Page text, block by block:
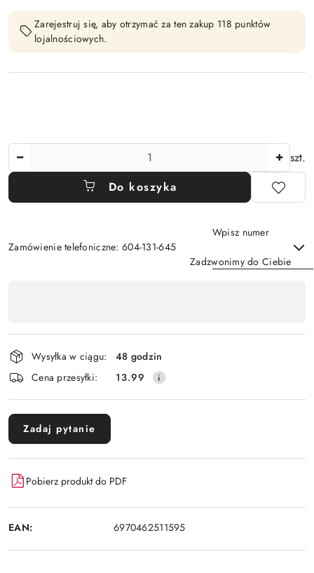
Zarejestruj się, aby otrzymać za ten zakup 118 punktów
lojalnościowych.
szt.
Do koszyka
Zamówienie telefoniczne: 604-131-645
Wpisz numer
Zadzwonimy do Ciebie
płatność
i
dostawa
Wysyłka w ciągu:
48 godzin
Cena przesyłki:
13.99
Zadaj pytanie
Pobierz produkt do PDF
EAN: 6970462511595